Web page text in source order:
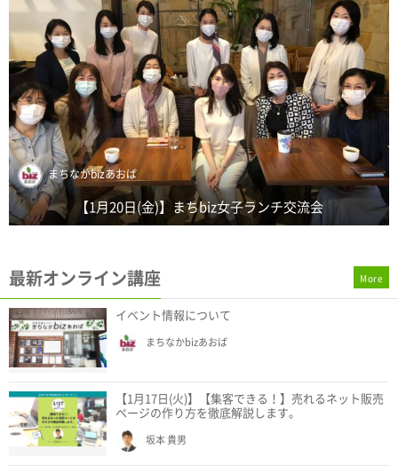
坂佐井 雅一
【1月19日(木)】新年まちbizバー ～たまプラーザでビジネ
を語れる交流...
最新オンライン講座
イベント情報について
まちなかbizあおば
【1月17日(火)】【集客できる！】売れるネット販売
ページの作り方を徹底解説します。
坂本 貴男
More